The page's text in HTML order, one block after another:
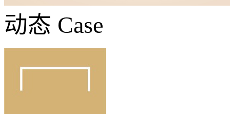
动态 Case